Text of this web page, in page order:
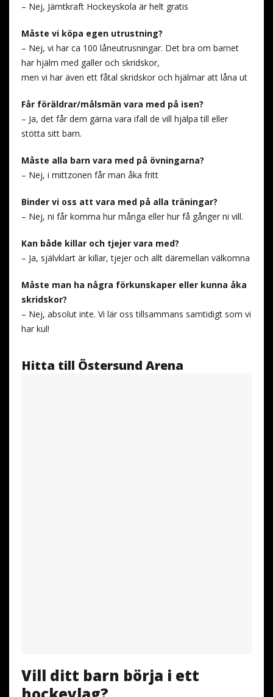
– Nej, Jämtkraft Hockeyskola är helt gratis
Måste vi köpa egen utrustning?
– Nej, vi har ca 100 låneutrusningar. Det bra om barnet
har hjälm med galler och skridskor,
men vi har även ett fåtal skridskor och hjälmar att låna ut
Får föräldrar/målsmän vara med på isen?
– Ja, det får dem gärna vara ifall de vill hjälpa till eller
stötta sitt barn.
Måste alla barn vara med på övningarna?
– Nej, i mittzonen får man åka fritt
Binder vi oss att vara med på alla träningar?
– Nej, ni får komma hur många eller hur få gånger ni vill.
Kan både killar och tjejer vara med?
– Ja, självklart är killar, tjejer och allt däremellan välkomna
Måste man ha några förkunskaper eller kunna åka
skridskor?
– Nej, absolut inte. Vi lär oss tillsammans samtidigt som vi
har kul!
Hitta till Östersund Arena
Vill ditt barn börja i ett